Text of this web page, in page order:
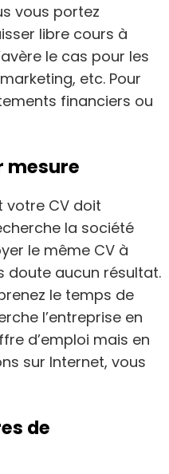
vous portez
libre cours à
le cas pour les
etc. Pour
financiers ou
mesure
votre CV doit
la société
le même CV à
doute aucun résultat.
le temps de
l’entreprise en
d’emploi mais en
sur Internet, vous
de